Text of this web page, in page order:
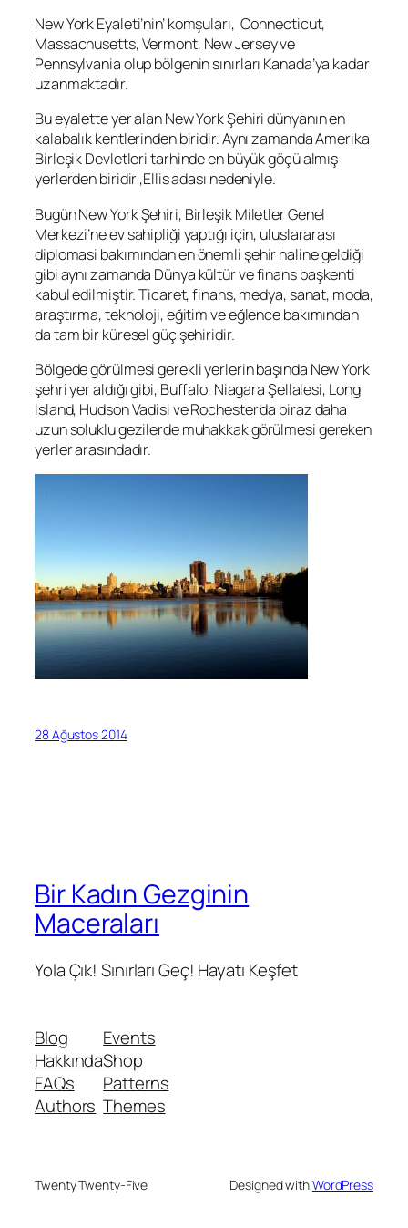
New York Eyaleti’nin’ komşuları, Connecticut,
Massachusetts, Vermont, New Jersey ve
Pennsylvania olup bölgenin sınırları Kanada’ya kadar
uzanmaktadır.
Bu eyalette yer alan New York Şehiri dünyanın en
kalabalık kentlerinden biridir. Aynı zamanda Amerika
Birleşik Devletleri tarhinde en büyük göçü almış
yerlerden biridir ,Ellis adası nedeniyle.
Bugün New York Şehiri, Birleşik Miletler Genel
Merkezi’ne ev sahipliği yaptığı için, uluslararası
diplomasi bakımından en önemli şehir haline geldiği
gibi aynı zamanda Dünya kültür ve finans başkenti
kabul edilmiştir. Ticaret, finans, medya, sanat, moda,
araştırma, teknoloji, eğitim ve eğlence bakımından
da tam bir küresel güç şehiridir.
Bölgede görülmesi gerekli yerlerin başında New York
şehri yer aldığı gibi, Buffalo, Niagara Şellalesi, Long
Island, Hudson Vadisi ve Rochester’da biraz daha
uzun soluklu gezilerde muhakkak görülmesi gereken
yerler arasındadır.
28 Ağustos 2014
Bir Kadın Gezginin
Maceraları
Yola Çık! Sınırları Geç! Hayatı Keşfet
Blog
Hakkında
FAQs
Authors
Events
Shop
Patterns
Themes
Twenty Twenty-Five Designed withWordPress